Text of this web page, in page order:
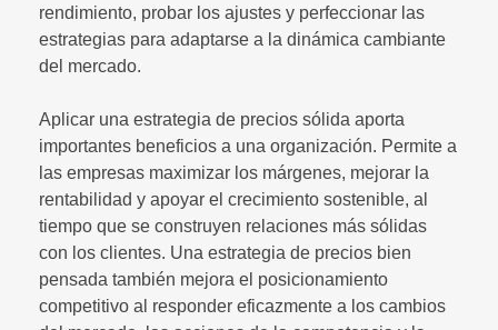
rendimiento, probar los ajustes y perfeccionar las
estrategias para adaptarse a la dinámica cambiante
del mercado.
Aplicar una estrategia de precios sólida aporta
importantes beneficios a una organización. Permite a
las empresas maximizar los márgenes, mejorar la
rentabilidad y apoyar el crecimiento sostenible, al
tiempo que se construyen relaciones más sólidas
con los clientes. Una estrategia de precios bien
pensada también mejora el posicionamiento
competitivo al responder eficazmente a los cambios